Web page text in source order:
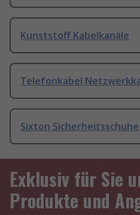
Kunststoff Kabelkanäle
Telefonkabel
Sixton Sicherheitsschuhe
Exklusiv für Sie
Produkte und